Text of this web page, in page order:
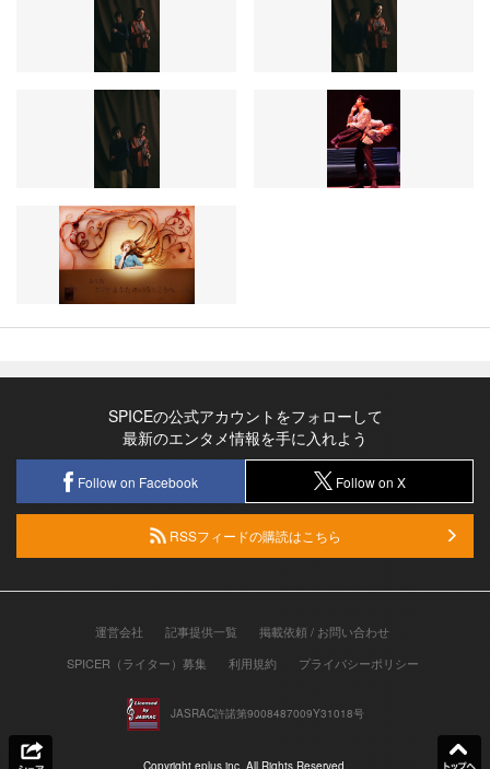
SPICEの公式アカウントをフォローして
最新のエンタメ情報を手に入れよう
Follow on Facebook Follow on X
RSSフィードの購読はこちら
運営会社 記事提供一覧
掲載依頼 / お問い合わせ
SPICER（ライター）募集
利用規約 プライバシーポリシー
JASRAC許諾第9008487009Y31018号